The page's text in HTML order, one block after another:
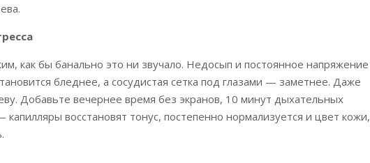
как бы банально это ни звучало. Недосып и постоянное напряжение
бледнее, а сосудистая сетка под глазами — заметнее. Даже
Добавьте вечернее время без экранов, 10 минут дыхательных
восстановят тонус, постепенно нормализуется и цвет кожи,